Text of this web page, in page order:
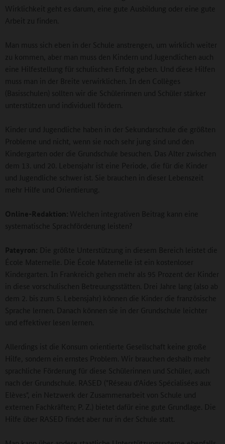
Wirklichkeit geht es darum, eine gute Ausbildung oder eine gute
Arbeit zu finden.
Man muss sich eben in der Schule anstrengen, um wirklich weiter
zu kommen, aber man muss den Kindern und Jugendlichen auch
eine Hilfestellung für schulischen Erfolg geben. Und diese Hilfen
muss man in der Breite verwirklichen. In den Collèges
(Basisschulen) sollten wir die Schülerinnen und Schüler stärker
unterstützen und individuell fördern.
Kinder und Jugendliche haben in der Sekundarschule die größten
Probleme und nicht, wenn sie noch sehr jung sind und den
Kindergarten oder die Grundschule besuchen. Das Alter zwischen
dem 13. und 20. Lebensjahr ist eine Periode, die für die Kinder
und Jugendliche schwer ist. Sie brauchen in dieser Lebenszeit
mehr Hilfe und Orientierung.
Online-Redaktion: Welchen integrativen Beitrag kann eine
systematische Sprachförderung leisten?
Pateyron: Die größte Unterstützung in diesem Bereich leistet die
École Maternelle. Die École Maternelle ist ein kostenloser
Kindergarten. In Frankreich gehen mehr als 95 Prozent der Kinder
in diese vorschulischen Betreuungsstätten. Drei Jahre lang (also ab
dem 2. bis zum 5. Lebensjahr) können die Kinder die französische
Sprache lernen. Danach können sie in der Grundschule leichter
und effektiver lesen lernen.
Allerdings ist die Konsum orientierte Gesellschaft keine große
Hilfe, sondern ein ernstes Problem. Wir brauchen deshalb mehr
sprachliche Förderung für diese Schülerinnen und Schüler, auch
nach der Grundschule. RASED ("Réseau d'Aides Spécialisées aux
Elèves", ein Netzwerk der Zusammenarbeit von Schule und
externen Fachkräften; P. Z.) bietet dafür eine gute Grundlage. Die
Hilfe über RASED findet aber nur in der Schule statt.